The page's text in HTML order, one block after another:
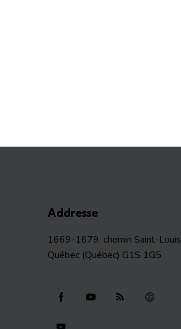
Addresse
1669-1679, chemin Saint-Louis
Québec (Québec) G1S 1G5